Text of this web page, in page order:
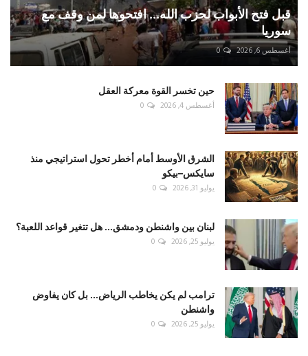
قبل فتح الأبواب لحزب الله... افتحوها لمن وقف مع
سوريا
أغسطس 6, 2026 0
حين تخسر القوة معركة العقل
أغسطس 4, 2026 0
الشرق الأوسط أمام أخطر تحول استراتيجي منذ
سايكس–بيكو
يوليو 31, 2026 0
لبنان بين واشنطن ودمشق... هل تتغير قواعد اللعبة؟
يوليو 25, 2026 0
ترامب لم يكن يخاطب الرياض... بل كان يفاوض
واشنطن
يوليو 25, 2026 0